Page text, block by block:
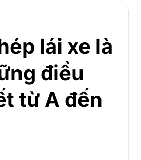
lái xe là
điều
từ A đến